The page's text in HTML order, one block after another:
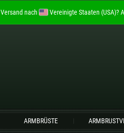
ARMBRÜSTE
Versand nach Vereinigte Staaten (USA)?